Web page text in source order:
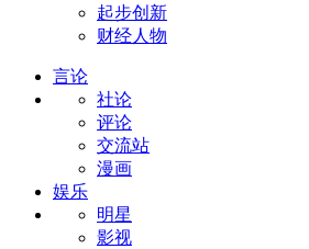
起步创新
财经人物
言论
社论
评论
交流站
漫画
娱乐
明星
影视